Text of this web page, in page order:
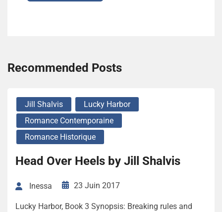
Recommended Posts
Jill Shalvis
Lucky Harbor
Romance Contemporaine
Romance Historique
Head Over Heels by Jill Shalvis
Inessa 23 Juin 2017
Lucky Harbor, Book 3 Synopsis: Breaking rules and